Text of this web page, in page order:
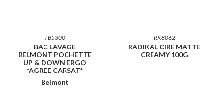
TB5300
BAC LAVAGE
BELMONT POCHETTE
UP & DOWN ERGO
*AGREE CARSAT*
Belmont
RK8062
RADIKAL CIRE MATTE
CREAMY 100G